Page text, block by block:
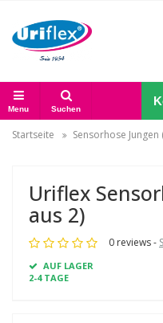
Menu Suchen
Startseite Sensorhose Jungen
Uriflex
aus 2)
0 reviews -
AUF LAGER
2-4 TAGE